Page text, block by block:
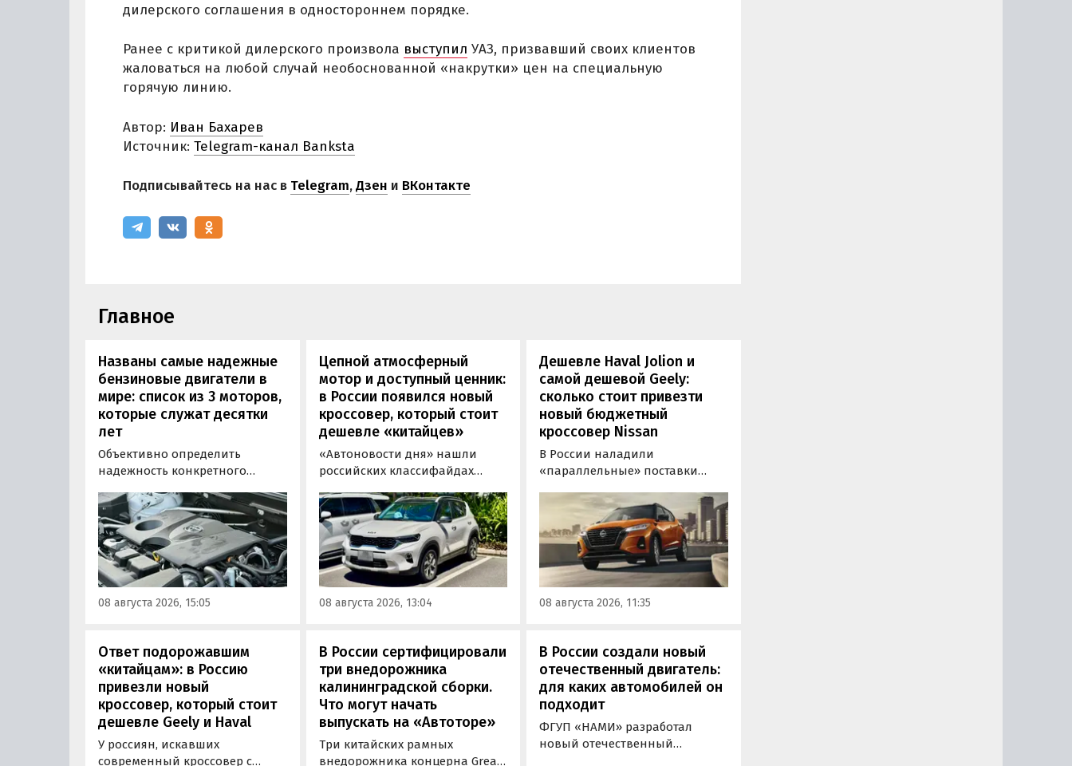
дилерского соглашения в одностороннем порядке.
Ранее с критикой дилерского произвола выступил УАЗ, призвавший своих клиентов
жаловаться на любой случай необоснованной «накрутки» цен на специальную
горячую линию.
Автор: Иван Бахарев
Источник: Telegram-канал Banksta
Подписывайтесь на нас в Telegram,Дзен и ВКонтакте
Главное
Названы самые надежные
бензиновые двигатели в
мире: список из 3 моторов,
которые служат десятки
лет
Объективно определить
надежность конкретного
поскольку его срок службы
прямо зависит от качества
обслуживания и условий
эксплуатации. Тем не менее
Autonews составил ТОП-3 самых
надежных бензиновых
моторов, которые могут не
08 августа 2026, 15:05
Цепной атмосферный
мотор и доступный ценник:
в России появился новый
кроссовер, который стоит
дешевле «китайцев»
«Автоновости дня» нашли
российских классифайдах
поставке нового Kia Sonet. Это
кроссовер компактнее Seltos, а
возят его к нам в основном из
Китая, предлагая автомобили
уже с доставкой, растаможкой и
всеми документами для
постановки на учет в ГАИ.
08 августа 2026, 13:04
Дешевле Haval Jolion и
самой дешевой Geely:
сколько стоит привезти
новый бюджетный
кроссовер Nissan
В России наладили
«параллельные» поставки
Nissan Kicks, которые
официально продаются в
Китае, США, на Ближнем
Востоке и в Юго-Восточной
Азии. В основном к нам
попадают машины китайской
сборки, стоящие на одном из
«Автоновости дня».
08 августа 2026, 11:35
Ответ подорожавшим
«китайцам»: в Россию
привезли новый
кроссовер, который стоит
дешевле Geely и Haval
У россиян, искавших
современный кроссовер с
В России сертифицировали
три внедорожника
калининградской сборки.
Что могут начать
выпускать на «Автоторе»
Три китайских рамных
внедорожника концерна Great
В России создали новый
отечественный двигатель:
для каких автомобилей он
подходит
ФГУП «НАМИ» разработал
новый отечественный